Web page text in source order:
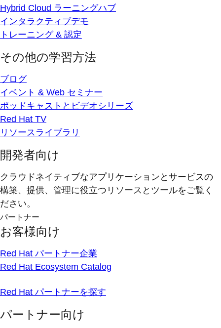
Hybrid Cloud ラーニングハブ
インタラクティブデモ
トレーニング & 認定
その他の学習方法
ブログ
イベント & Web セミナー
ポッドキャストとビデオシリーズ
Red Hat TV
リソースライブラリ
開発者向け
クラウドネイティブなアプリケーションとサービスの
構築、提供、管理に役立つリソースとツールをご覧く
ださい。
パートナー
お客様向け
Red Hat パートナー企業
Red Hat Ecosystem Catalog
Red Hat パートナーを探す
パートナー向け